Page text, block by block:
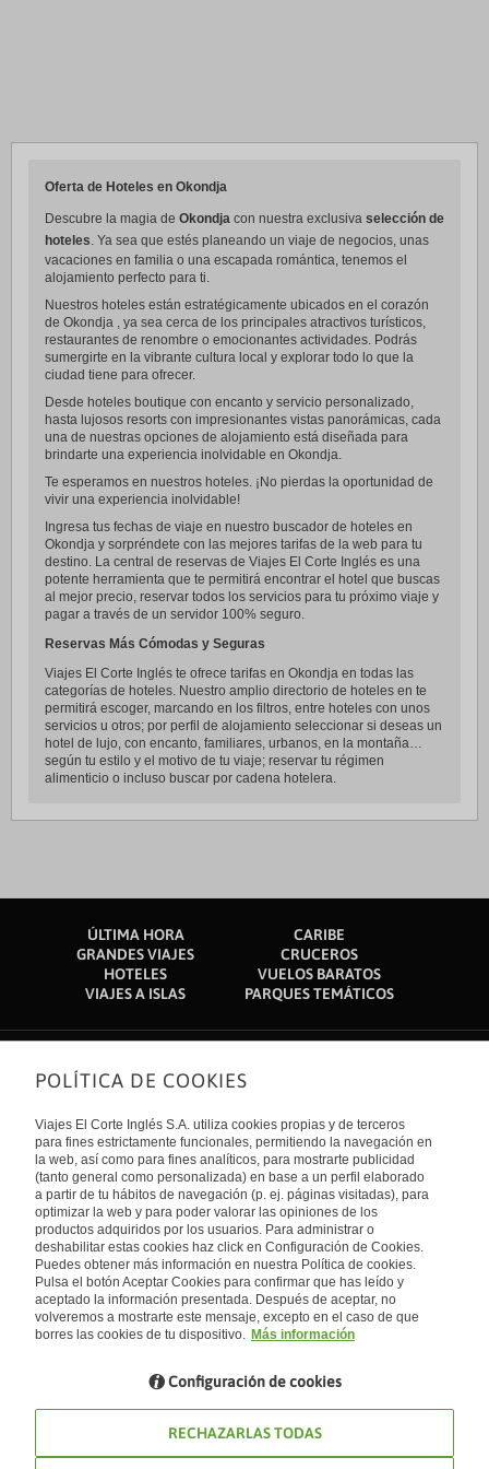
Oferta de Hoteles en Okondja
Descubre la magia de Okondja con nuestra exclusiva selección de
hoteles. Ya sea que estés planeando un viaje de negocios, unas
vacaciones en familia o una escapada romántica, tenemos el
alojamiento perfecto para ti.
Nuestros hoteles están estratégicamente ubicados en el corazón
de Okondja , ya sea cerca de los principales atractivos turísticos,
restaurantes de renombre o emocionantes actividades. Podrás
sumergirte en la vibrante cultura local y explorar todo lo que la
ciudad tiene para ofrecer.
Desde hoteles boutique con encanto y servicio personalizado,
hasta lujosos resorts con impresionantes vistas panorámicas, cada
una de nuestras opciones de alojamiento está diseñada para
brindarte una experiencia inolvidable en Okondja.
Te esperamos en nuestros hoteles. ¡No pierdas la oportunidad de
vivir una experiencia inolvidable!
Ingresa tus fechas de viaje en nuestro buscador de hoteles en
Okondja y sorpréndete con las mejores tarifas de la web para tu
destino. La central de reservas de Viajes El Corte Inglés es una
potente herramienta que te permitirá encontrar el hotel que buscas
al mejor precio, reservar todos los servicios para tu próximo viaje y
pagar a través de un servidor 100% seguro.
Reservas Más Cómodas y Seguras
Viajes El Corte Inglés te ofrece tarifas en Okondja en todas las
categorías de hoteles. Nuestro amplio directorio de hoteles en te
permitirá escoger, marcando en los filtros, entre hoteles con unos
servicios u otros; por perfil de alojamiento seleccionar si deseas un
hotel de lujo, con encanto, familiares, urbanos, en la montaña…
según tu estilo y el motivo de tu viaje; reservar tu régimen
alimenticio o incluso buscar por cadena hotelera.
ÚLTIMA HORA
CARIBE
GRANDES VIAJES
CRUCEROS
HOTELES
VUELOS BARATOS
VIAJES A ISLAS
PARQUES TEMÁTICOS
Sobre nosotros
Quiénes somos
Financiación
Sostenibilidad
Turismo accesible
Tarjeta El Corte Inglés
Trabaja con nosotros
El Corte Inglés
Canal Ético
Enlaces de interés
Guías de viaje
Catálogos
Auto check-in
Condiciones Generales
Política de privacidad
Política de cookies
Accesibilidad
Empresas/ Grupos
Internacional
España
Visita nuestro blog
Blog de Viajes el Corte inglés
POLÍTICA DE COOKIES
Viajes El Corte Inglés S.A. utiliza cookies propias y de terceros
para fines estrictamente funcionales, permitiendo la navegación en
la web, así como para fines analíticos, para mostrarte publicidad
(tanto general como personalizada) en base a un perfil elaborado
a partir de tu hábitos de navegación (p. ej. páginas visitadas), para
optimizar la web y para poder valorar las opiniones de los
productos adquiridos por los usuarios. Para administrar o
deshabilitar estas cookies haz click en Configuración de Cookies.
Puedes obtener más información en nuestra Política de cookies.
Pulsa el botón Aceptar Cookies para confirmar que has leído y
aceptado la información presentada. Después de aceptar, no
volveremos a mostrarte este mensaje, excepto en el caso de que
borres las cookies de tu dispositivo. Más información
Configuración de cookies
RECHAZARLAS TODAS